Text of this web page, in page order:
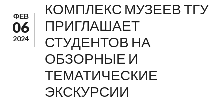
ФЕВ
06
2024
КОМПЛЕКС МУЗЕЕВ ТГУ
ПРИГЛАШАЕТ
СТУДЕНТОВ НА
ОБЗОРНЫЕ И
ТЕМАТИЧЕСКИЕ
ЭКСКУРСИИ